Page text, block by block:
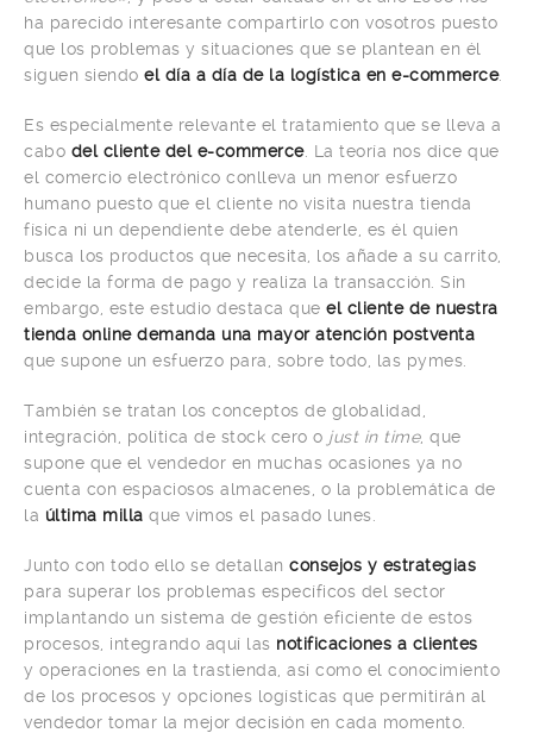
ha parecido interesante compartirlo con vosotros puesto
que los problemas y situaciones que se plantean en él
siguen siendo el día a día de la logística en e-commerce.
Es especialmente relevante el tratamiento que se lleva a
cabo del cliente del e-commerce. La teoría nos dice que
el comercio electrónico conlleva un menor esfuerzo
humano puesto que el cliente no visita nuestra tienda
física ni un dependiente debe atenderle, es él quien
busca los productos que necesita, los añade a su carrito,
decide la forma de pago y realiza la transacción. Sin
embargo, este estudio destaca que el cliente de nuestra
tienda online demanda una mayor atención postventa
que supone un esfuerzo para, sobre todo, las pymes.
También se tratan los conceptos de globalidad,
integración, política de stock cero o just in time, que
supone que el vendedor en muchas ocasiones ya no
cuenta con espaciosos almacenes, o la problemática de
la última milla que vimos el pasado lunes.
Junto con todo ello se detallan consejos y estrategias
para superar los problemas específicos del sector
implantando un sistema de gestión eficiente de estos
procesos, integrando aquí las notificaciones a clientes
y operaciones en la trastienda, así como el conocimiento
de los procesos y opciones logísticas que permitirán al
vendedor tomar la mejor decisión en cada momento.